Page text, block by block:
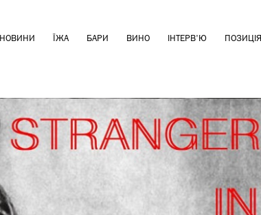
НОВИНИ ЇЖА БАРИ ВИНО ІНТЕРВ'Ю ПОЗИЦІЯ